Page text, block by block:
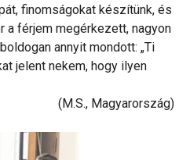
finomságokat készítünk, és
a férjem megérkezett, nagyon
annyit mondott: „Ti
jelent nekem, hogy ilyen
(M.S., Magyarország)